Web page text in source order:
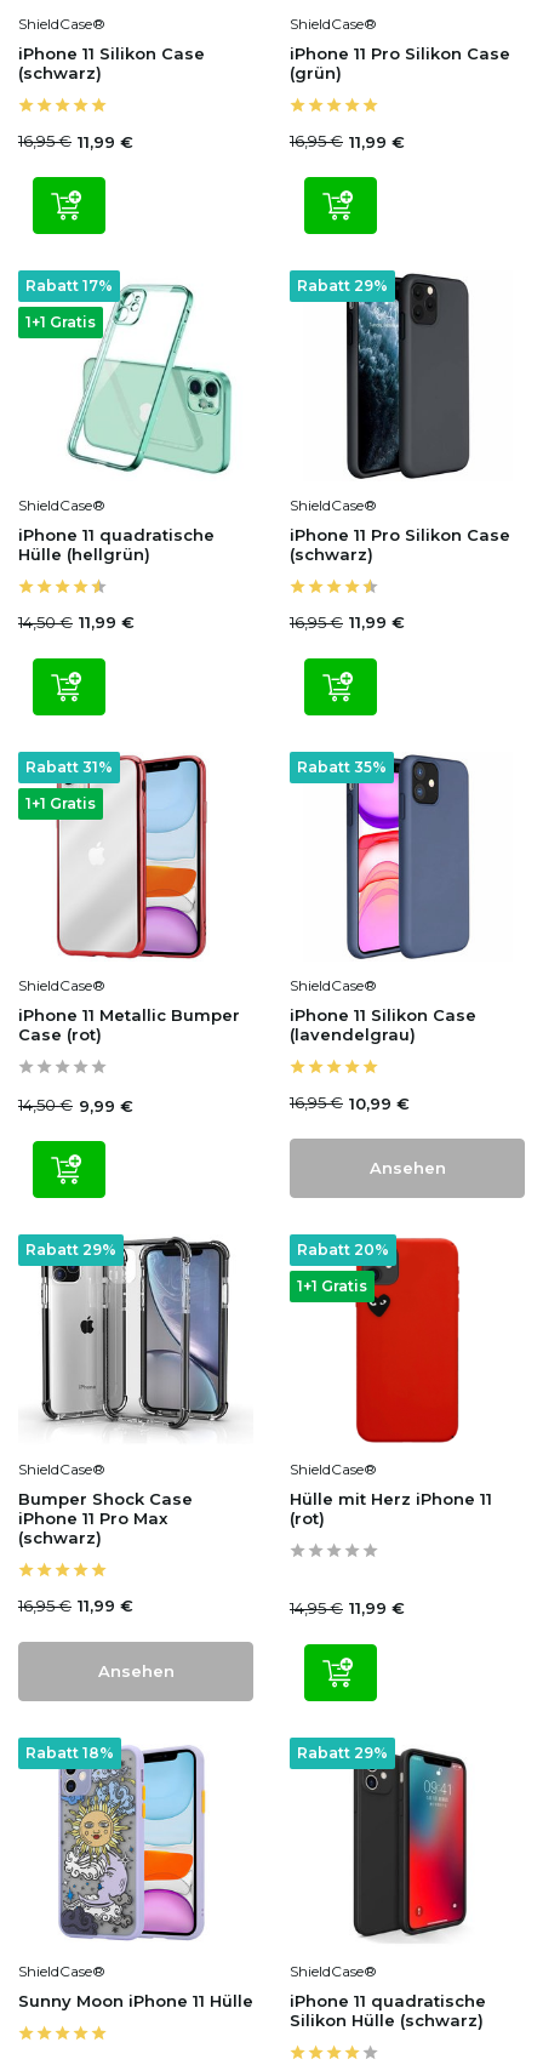
ShieldCase®
iPhone 11 Silikon Case
(schwarz)
16,95 € 11,99 €
ShieldCase®
iPhone 11 Pro Silikon Case
(grün)
16,95 € 11,99 €
1+1 Gratis
Rabatt 17%
ShieldCase®
iPhone 11 quadratische
Hülle (hellgrün)
14,50 € 11,99 €
Rabatt 29%
ShieldCase®
iPhone 11 Pro Silikon Case
(schwarz)
16,95 € 11,99 €
1+1 Gratis
Rabatt 31%
ShieldCase®
iPhone 11 Metallic Bumper
Case (rot)
14,50 € 9,99 €
Rabatt 35%
ShieldCase®
iPhone 11 Silikon Case
(lavendelgrau)
16,95 € 10,99 €
Ansehen
Rabatt 29%
ShieldCase®
Bumper Shock Case
iPhone 11 Pro Max
(schwarz)
16,95 € 11,99 €
Ansehen
1+1 Gratis
Rabatt 20%
ShieldCase®
Hülle mit Herz iPhone 11
(rot)
14,95 € 11,99 €
Rabatt 18%
ShieldCase®
Sunny Moon iPhone 11 Hülle
Rabatt 29%
ShieldCase®
iPhone 11 quadratische
Silikon Hülle (schwarz)